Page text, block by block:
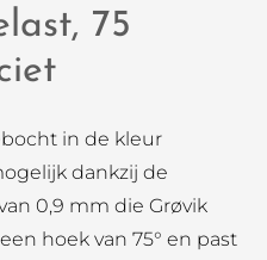
75
in de kleur
dankzij de
0,9 mm die Grøvik
hoek van 75° en past